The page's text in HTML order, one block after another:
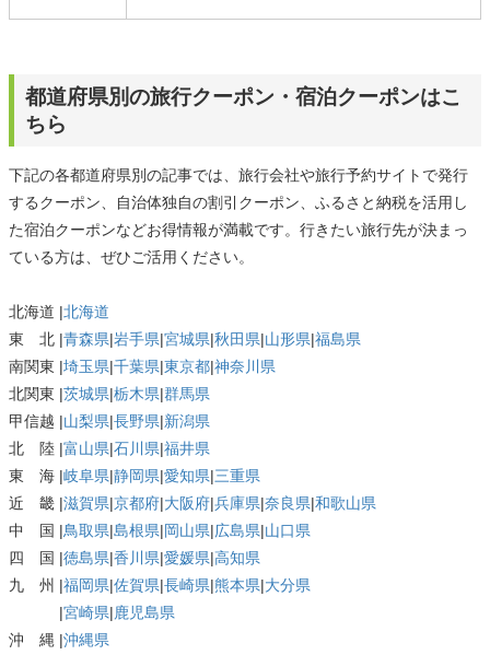
都道府県別の旅行クーポン・宿泊クーポンはこ
ちら
下記の各都道府県別の記事では、旅行会社や旅行予約サイトで発行
するクーポン、自治体独自の割引クーポン、ふるさと納税を活用し
た宿泊クーポンなどお得情報が満載です。行きたい旅行先が決まっ
ている方は、ぜひご活用ください。
北海道 |北海道
東 北 |青森県|岩手県|宮城県|秋田県|山形県|福島県
南関東 |埼玉県|千葉県|東京都|神奈川県
北関東 |茨城県|栃木県|群馬県
甲信越 |山梨県|長野県|新潟県
北 陸 |富山県|石川県|福井県
東 海 |岐阜県|静岡県|愛知県|三重県
近 畿 |滋賀県|京都府|大阪府|兵庫県|奈良県|和歌山県
中 国 |鳥取県|島根県|岡山県|広島県|山口県
四 国 |徳島県|香川県|愛媛県|高知県
九 州 |福岡県|佐賀県|長崎県|熊本県|大分県
|宮崎県|鹿児島県
沖 縄 |沖縄県